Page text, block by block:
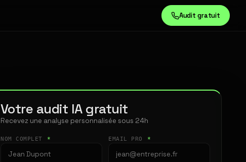
Audit gratuit
Votre audit IA gratuit
Recevez une analyse personnalisée sous 24h
NOM COMPLET * EMAIL PRO *